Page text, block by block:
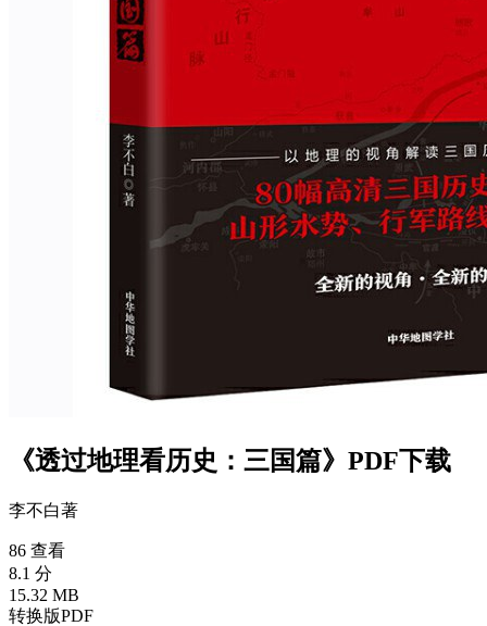
《透过地理看历史：三国篇》PDF下载
李不白著
86 查看
8.1 分
15.32 MB
转换版PDF